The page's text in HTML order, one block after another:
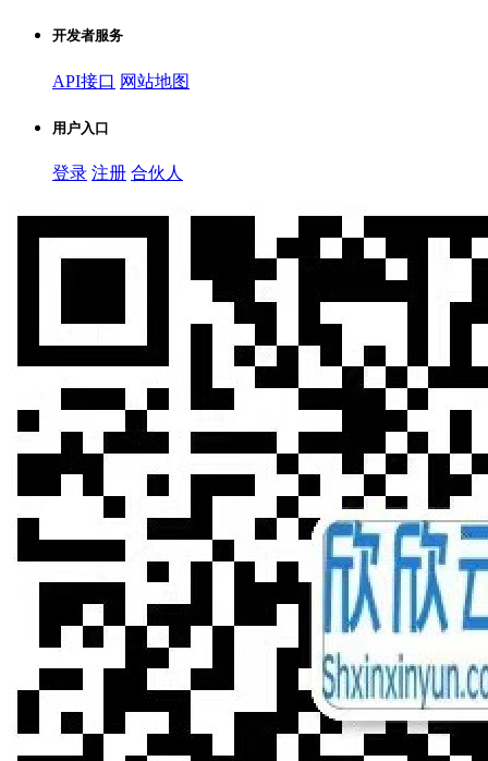
开发者服务
API接口 网站地图
用户入口
登录 注册 合伙人